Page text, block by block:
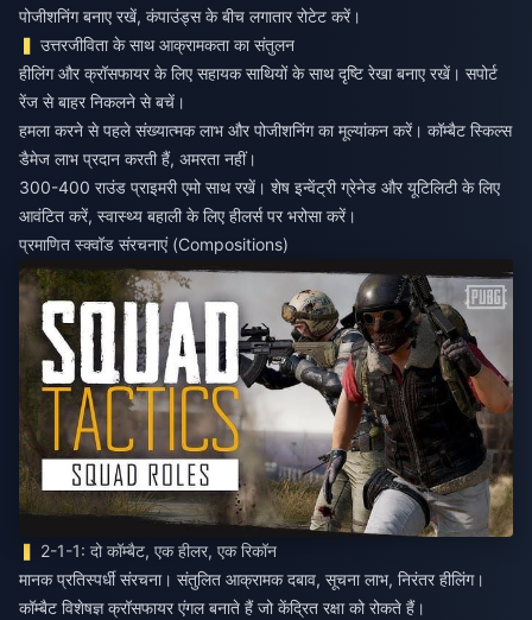
पोजीशनिंग बनाए रखें, कंपाउंड्स के बीच लगातार रोटेट करें।
उत्तरजीविता के साथ आक्रामकता का संतुलन
हीलिंग और क्रॉसफायर के लिए सहायक साथियों के साथ दृष्टि रेखा बनाए रखें। सपोर्ट
रेंज से बाहर निकलने से बचें।
हमला करने से पहले संख्यात्मक लाभ और पोजीशनिंग का मूल्यांकन करें। कॉम्बैट स्किल्स
डैमेज लाभ प्रदान करती हैं, अमरता नहीं।
300-400 राउंड प्राइमरी एमो साथ रखें। शेष इन्वेंट्री ग्रेनेड और यूटिलिटी के लिए
आवंटित करें, स्वास्थ्य बहाली के लिए हीलर्स पर भरोसा करें।
प्रमाणित स्क्वॉड संरचनाएं (Compositions)
2-1-1: दो कॉम्बैट, एक हीलर, एक रिकॉन
मानक प्रतिस्पर्धी संरचना। संतुलित आक्रामक दबाव, सूचना लाभ, निरंतर हीलिंग।
कॉम्बैट विशेषज्ञ क्रॉसफायर एंगल बनाते हैं जो केंद्रित रक्षा को रोकते हैं।